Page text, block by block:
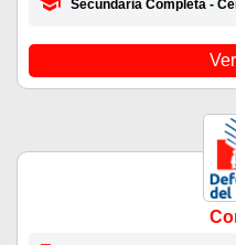
Secundaria Completa -